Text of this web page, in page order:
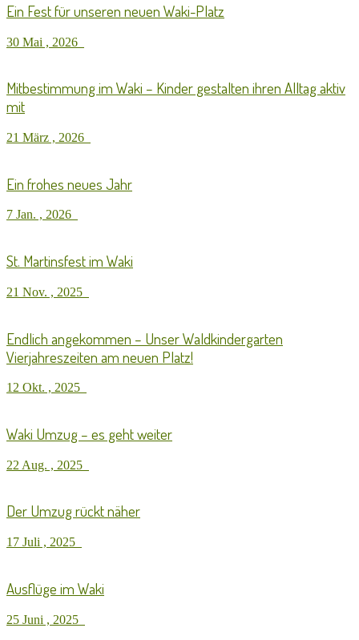
Ein Fest für unseren neuen Waki-Platz
30 Mai , 2026
Mitbestimmung im Waki – Kinder gestalten ihren Alltag aktiv
mit
21 März , 2026
Ein frohes neues Jahr
7 Jan. , 2026
St. Martinsfest im Waki
21 Nov. , 2025
Endlich angekommen – Unser Waldkindergarten
Vierjahreszeiten am neuen Platz!
12 Okt. , 2025
Waki Umzug – es geht weiter
22 Aug. , 2025
Der Umzug rückt näher
17 Juli , 2025
Ausflüge im Waki
25 Juni , 2025